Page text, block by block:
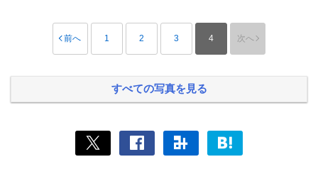
前へ 1 2 3 4 次へ
すべての写真を見る